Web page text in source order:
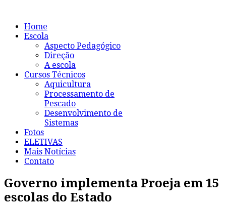
Home
Escola
Aspecto Pedagógico
Direção
A escola
Cursos Técnicos
Aquicultura
Processamento de
Pescado
Desenvolvimento de
Sistemas
Fotos
ELETIVAS
Mais Notícias
Contato
Governo implementa Proeja em 15
escolas do Estado